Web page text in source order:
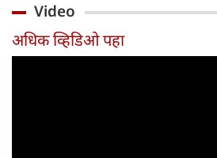
Video
अधिक व्हिडिओ पहा